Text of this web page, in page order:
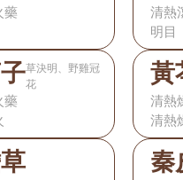
藥
清熱
明目
草決明、野雞冠
花
藥
黃
清熱
清熱
秦